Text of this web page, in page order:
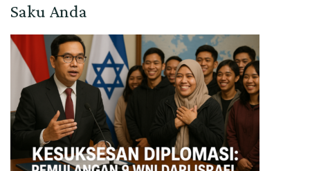
Saku Anda